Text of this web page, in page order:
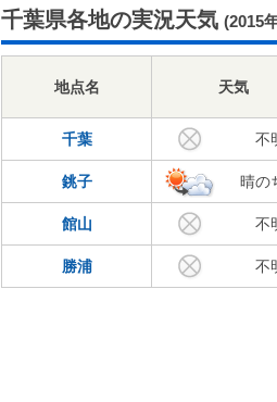
千葉県各地の実況天気 (2015
地点名 天気
千葉 不
銚子 晴の
館山 不
勝浦 不